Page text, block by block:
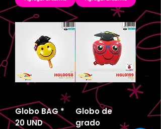
Globo BAG *
20 UND
Globo de
grado